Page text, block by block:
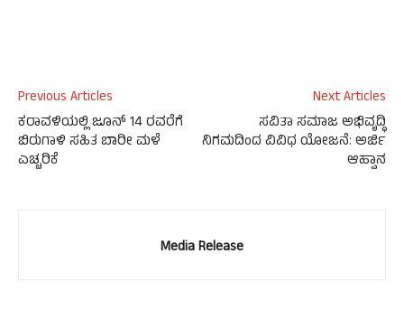
Previous Articles
ಕರಾವಳಿಯಲ್ಲಿ ಜೂನ್ 14 ರವರೆಗೆ
ಬಿರುಗಾಳಿ ಸಹಿತ ಬಾರೀ ಮಳೆ
ಎಚ್ಚರಿಕೆ
Next Articles
ಸವಿತಾ ಸಮಾಜ ಅಭಿವೃದ್ಧಿ
ನಿಗಮದಿಂದ ವಿವಿಧ ಯೋಜನೆ: ಅರ್ಜಿ
ಆಹ್ವಾನ
Media Release